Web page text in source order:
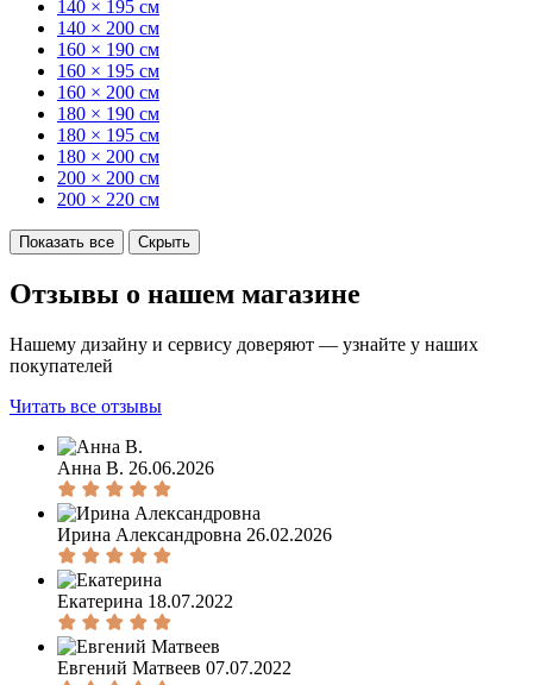
140 × 195 см
140 × 200 см
160 × 190 см
160 × 195 см
160 × 200 см
180 × 190 см
180 × 195 см
180 × 200 см
200 × 200 см
200 × 220 см
Показать все Скрыть
Отзывы о нашем магазине
Нашему дизайну и сервису доверяют — узнайте у наших
покупателей
Читать все отзывы
Анна В. 26.06.2026
Ирина Александровна 26.02.2026
Екатерина 18.07.2022
Евгений Матвеев 07.07.2022